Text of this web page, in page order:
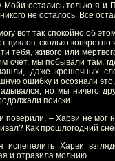
Мойи остались только я и
не осталось. Все
вот так спокойно об
циклов, сколько
тебя, живого или
счет, мы побывали там,
даже крошечных
ошибку и осознали
но мы ничего
поиски.
поверили, – Харви не мог
Как прошлогодний
испепелить Харви
и отразила молнию…